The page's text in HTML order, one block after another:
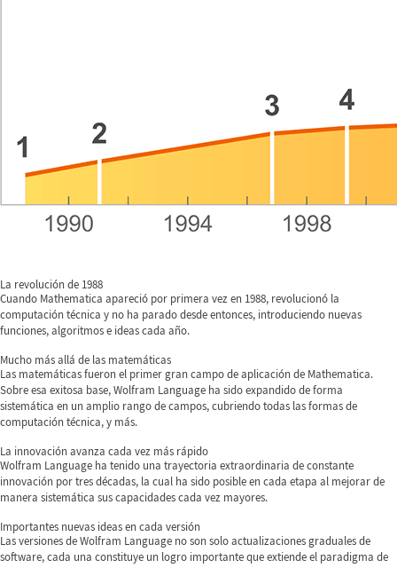
La revolución de 1988
Cuando Mathematica apareció por primera vez en 1988, revolucionó la
computación técnica y no ha parado desde entonces, introduciendo nuevas
funciones, algoritmos e ideas cada año.
Mucho más allá de las matemáticas
Las matemáticas fueron el primer gran campo de aplicación de Mathematica.
Sobre esa exitosa base, Wolfram Language ha sido expandido de forma
sistemática en un amplio rango de campos, cubriendo todas las formas de
computación técnica, y más.
La innovación avanza cada vez más rápido
Wolfram Language ha tenido una trayectoria extraordinaria de constante
innovación por tres décadas, la cual ha sido posible en cada etapa al mejorar de
manera sistemática sus capacidades cada vez mayores.
Importantes nuevas ideas en cada versión
Las versiones de Wolfram Language no son solo actualizaciones graduales de
software, cada una constituye un logro importante que extiende el paradigma de